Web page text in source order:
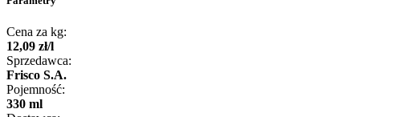
Cena za kg:
12,09 zł/l
Sprzedawca:
Frisco S.A.
Pojemność:
330 ml